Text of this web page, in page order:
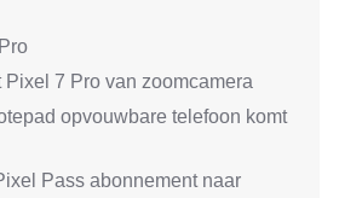
Pixel 7 Pro van zoomcamera
opvouwbare telefoon komt
Pass abonnement naar